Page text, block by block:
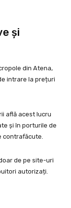
și
din Atena,
intrare la prețuri
află acest lucru
și în porturile de
contrafăcute.
de pe site-uri
autorizați.